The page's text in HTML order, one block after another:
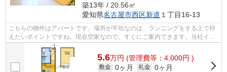
築13年 / 20.56㎡
愛知県名古屋市西区新道 １丁目16-13
こちらの物件はアパートです。場所が平坦なのは、ランニングをする上で抑
えたいポイントですね。現在空家なので、すぐにご案内できます。当社イチ
オシの物件の「グローバルスタンス」...
5.6万円 (管理費等：4,000円 )
敷金 0ヶ月 礼金 0ヶ月